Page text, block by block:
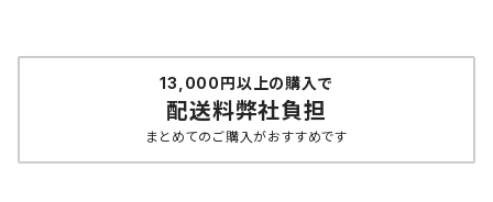
13,000円以上の購入で
配送料弊社負担
まとめてのご購入がおすすめです